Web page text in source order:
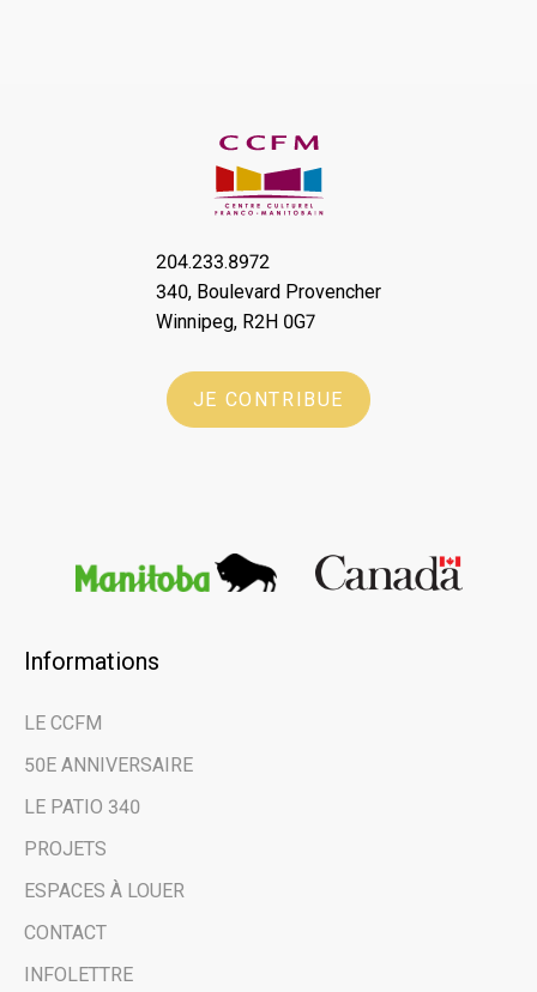
204.233.8972
340, Boulevard Provencher
Winnipeg, R2H 0G7
JE CONTRIBUE
Informations
LE CCFM
50E ANNIVERSAIRE
LE PATIO 340
PROJETS
ESPACES À LOUER
CONTACT
INFOLETTRE
Restez au courant
des dernières
nouvelles et des
évènements à venir
grâce à notre
infolettre.